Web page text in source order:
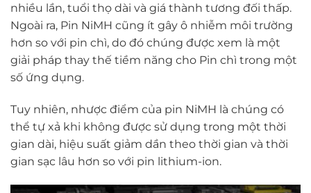
nhiều lần, tuổi thọ dài và giá thành tương đối thấp.
Ngoài ra, Pin NiMH cũng ít gây ô nhiễm môi trường
hơn so với pin chì, do đó chúng được xem là một
giải pháp thay thế tiềm năng cho Pin chì trong một
số ứng dụng.
Tuy nhiên, nhược điểm của pin NiMH là chúng có
thể tự xả khi không được sử dụng trong một thời
gian dài, hiệu suất giảm dần theo thời gian và thời
gian sạc lâu hơn so với pin lithium-ion.